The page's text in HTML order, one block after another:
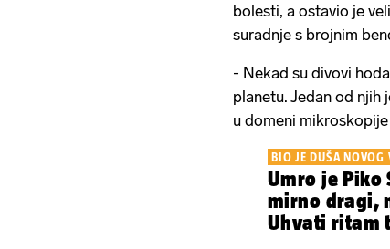
bolesti, a ostavio je
suradnje s brojnim
- Nekad su divovi
planetu. Jedan od njih
u domeni
BIO JE DUŠA NOVOG
Umro je Piko
mirno dragi,
Uhvati ritam